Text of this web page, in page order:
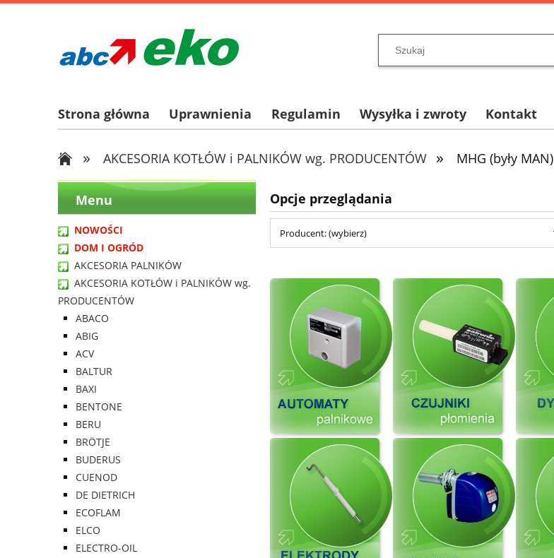
Strona główna Uprawnienia Regulamin Wysyłka i zwroty Kontakt
» AKCESORIA KOTŁÓW i PALNIKÓW wg. PRODUCENTÓW » MHG (były MAN)
Menu
NOWOŚCI
DOM I OGRÓD
AKCESORIA PALNIKÓW
AKCESORIA KOTŁÓW i PALNIKÓW wg.
PRODUCENTÓW
ABACO
ABIG
ACV
BALTUR
BAXI
BENTONE
BERU
BRÖTJE
BUDERUS
CUENOD
DE DIETRICH
ECOFLAM
ELCO
ELECTRO-OIL
Opcje przeglądania
Producent: (wybierz)